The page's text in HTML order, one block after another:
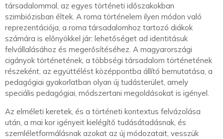
társadalommal, az egyes történeti időszakokban
szimbiózisban éltek. A roma történelem ilyen módon való
reprezentációja, a roma társadalomhoz tartozó diákok
számára is előnyökkel jár: lehetőséget ad identitásuk
felvállalásához és megerősítéséhez. A magyarországi
cigányok történetének, a többségi társadalom történetének
részeként, az együttélést középpontba állító bemutatása, a
pedagógiai gyakorlatban olyan új tudásterület, amely
speciális pedagógiai, módszertani megoldásokat is igényel.
Az elméleti keretek, és a történeti kontextus felvázolása
után, a mai kor igényeit kielégítő tudásátadásnak, és
szemléletformálásnak azokat az új módozatait, vesszük